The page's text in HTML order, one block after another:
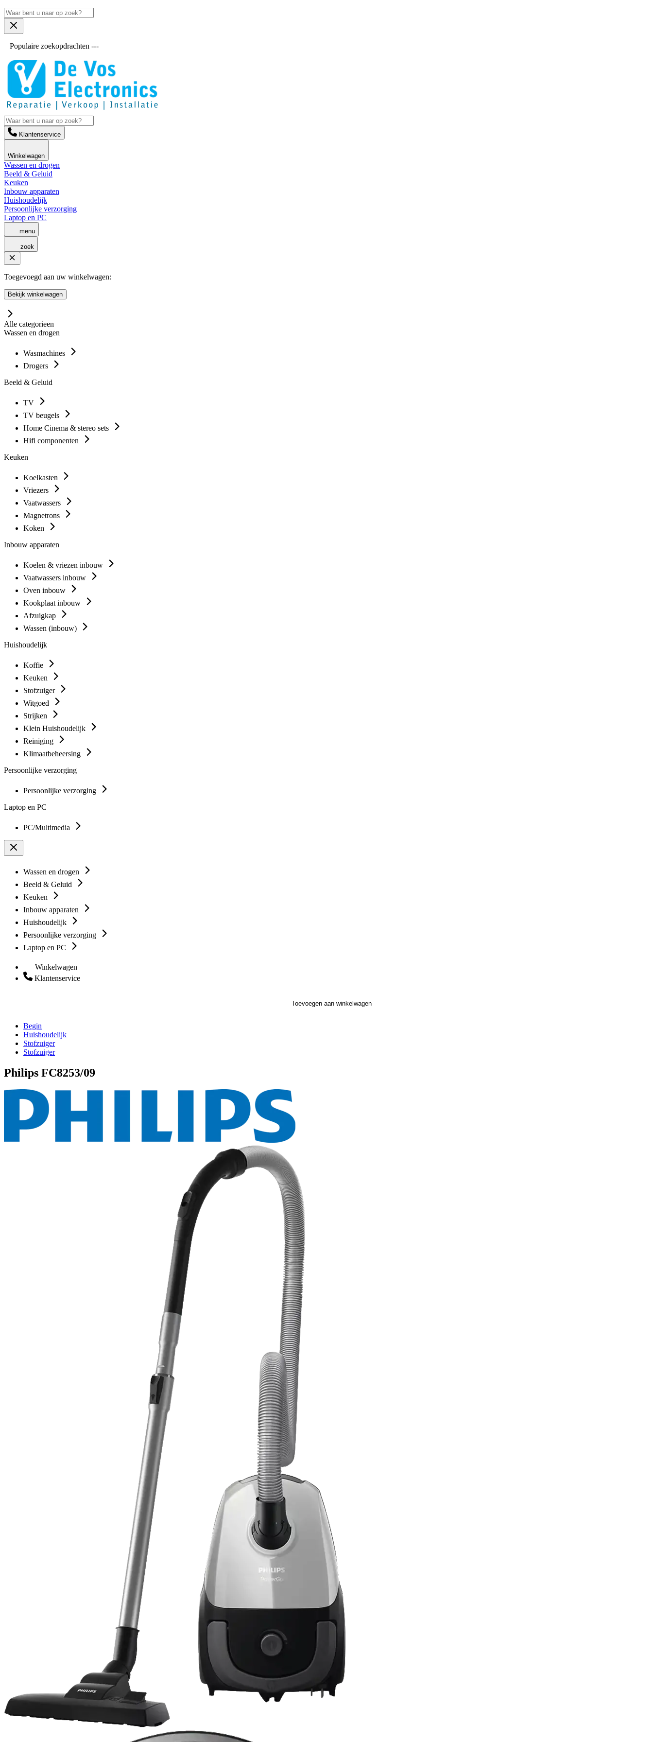
Populaire zoekopdrachten ---
Klantenservice
Winkelwagen
Wassen en drogen
Beeld & Geluid
Keuken
Inbouw apparaten
Huishoudelijk
Persoonlijke verzorging
Laptop en PC
menu
zoek
Toegevoegd aan uw winkelwagen:
Bekijk winkelwagen
Alle categorieen
Wassen en drogen
Wasmachines
Drogers
Beeld & Geluid
TV
TV beugels
Home Cinema & stereo sets
Hifi componenten
Keuken
Koelkasten
Vriezers
Vaatwassers
Magnetrons
Koken
Inbouw apparaten
Koelen & vriezen inbouw
Vaatwassers inbouw
Oven inbouw
Kookplaat inbouw
Afzuigkap
Wassen (inbouw)
Huishoudelijk
Koffie
Keuken
Stofzuiger
Witgoed
Strijken
Klein Huishoudelijk
Reiniging
Klimaatbeheersing
Persoonlijke verzorging
Persoonlijke verzorging
Laptop en PC
PC/Multimedia
Wassen en drogen
Beeld & Geluid
Keuken
Inbouw apparaten
Huishoudelijk
Persoonlijke verzorging
Laptop en PC
Winkelwagen
Klantenservice
Toevoegen aan winkelwagen
Begin
Huishoudelijk
Stofzuiger
Stofzuiger
Philips FC8253/09